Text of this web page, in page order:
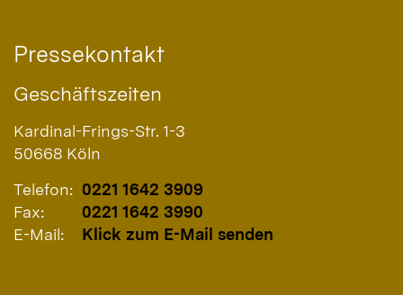
Pressekontakt
Geschäftszeiten
Kardinal-Frings-Str. 1-3
50668 Köln
Telefon: 0221 1642 3909
Fax:
0221 1642 3990
E-Mail:
Klick zum E-Mail senden